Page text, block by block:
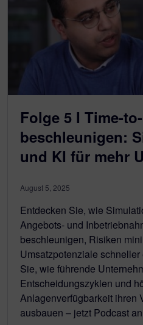
Folge 5 I Time-
beschleunigen:
und KI für mehr
August 5, 2025
Entdecken Sie, wie
Angebots- und
beschleunigen, Risiken
Umsatzpotenziale
Sie, wie führende
Entscheidungszyklen und
Anlagenverfügbarkeit ihren
ausbauen – jetzt Podcast